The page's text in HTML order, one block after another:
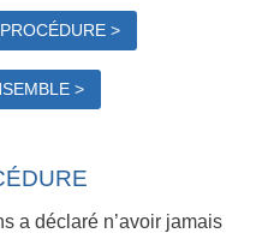
>
>
a déclaré n’avoir jamais